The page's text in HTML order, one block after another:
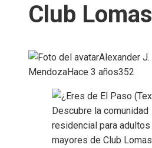
Club Lomas
Alexander J.
MendozaHace 3 años352